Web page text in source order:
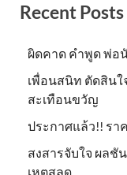
Recent Posts
ผิดคาด คำพูด พ่อ
เพื่อนสนิท ตัดสินใ
สะเทือนขวัญ
ประกาศแล้ว!! รา
สงสารจับใจ ผลชั
เหตุสลด